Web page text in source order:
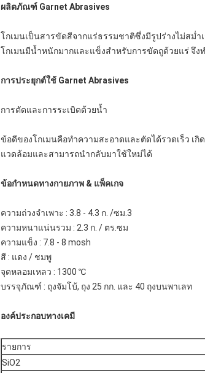
ผลิตภัณฑ์ Garnet Abrasives
โกเมนเป็นสารขัดสีจากแร่ธรรมชาติซึ่งมีรูปร่างไม่สม่
โกเมนมีน้ำหนักมากและแข็งสำหรับการขัดถูด้วยแร่ จึง
การประยุกต์ใช้ Garnet Abrasives
การตัดและการระเบิดด้วยน้ำ
ข้อดีของโกเมนคือทำความสะอาดและตัดได้รวดเร็ว เ
แวดล้อมและสามารถนำกลับมาใช้ใหม่ได้
ข้อกำหนดทางกายภาพ & แพ็คเกจ
ความถ่วงจำเพาะ : 3.8 - 4.3 ก. /ซม.3
ความหนาแน่นรวม : 2.3 ก. / ตร.ซม
ความแข็ง : 7.8 - 8 mosh
สี : แดง / ชมพู
จุดหลอมเหลว : 1300 ℃
บรรจุภัณฑ์ : ถุงจัมโบ้, ถุง 25 กก. และ 40 ถุงบนพาเลท
องค์ประกอบทางเคมี
รายการ
SiO2